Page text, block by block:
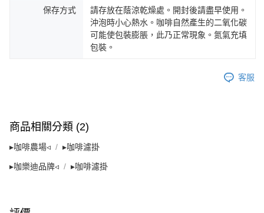
保存方式
請存放在蔭涼乾燥處。開封後請盡早使用。
沖泡時小心熱水。咖啡自然產生的二氧化碳
可能使包裝膨脹，此乃正常現象。氮氣充填
包裝。
客服
商品相關分類 (2)
▸咖啡農場◃ ▸咖啡濾掛
▸咖樂迪品牌◃ ▸咖啡濾掛